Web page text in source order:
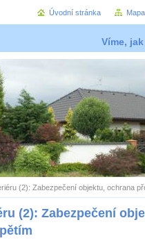
Víme,
(2): Zabezpečení objektu, ochrana
(2): Zabezpečení
Úvodní stránka